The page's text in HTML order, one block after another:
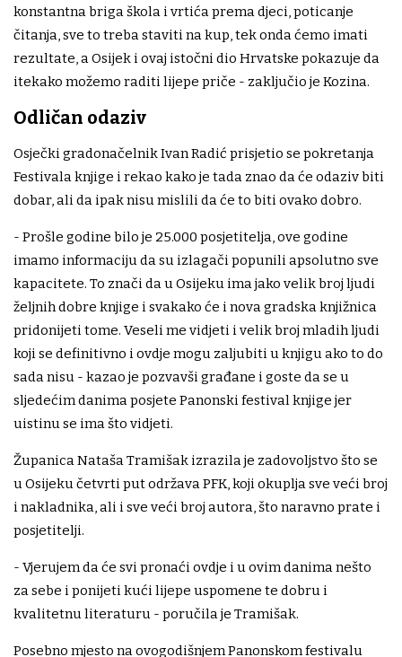
konstantna briga škola i vrtića prema djeci, poticanje
čitanja, sve to treba staviti na kup, tek onda ćemo imati
rezultate, a Osijek i ovaj istočni dio Hrvatske pokazuje da
itekako možemo raditi lijepe priče - zaključio je Kozina.
Odličan odaziv
Osječki gradonačelnik Ivan Radić prisjetio se pokretanja
Festivala knjige i rekao kako je tada znao da će odaziv biti
dobar, ali da ipak nisu mislili da će to biti ovako dobro.
- Prošle godine bilo je 25.000 posjetitelja, ove godine
imamo informaciju da su izlagači popunili apsolutno sve
kapacitete. To znači da u Osijeku ima jako velik broj ljudi
željnih dobre knjige i svakako će i nova gradska knjižnica
pridonijeti tome. Veseli me vidjeti i velik broj mladih ljudi
koji se definitivno i ovdje mogu zaljubiti u knjigu ako to do
sada nisu - kazao je pozvavši građane i goste da se u
sljedećim danima posjete Panonski festival knjige jer
uistinu se ima što vidjeti.
Županica Nataša Tramišak izrazila je zadovoljstvo što se
u Osijeku četvrti put održava PFK, koji okuplja sve veći broj
i nakladnika, ali i sve veći broj autora, što naravno prate i
posjetitelji.
- Vjerujem da će svi pronaći ovdje i u ovim danima nešto
za sebe i ponijeti kući lijepe uspomene te dobru i
kvalitetnu literaturu - poručila je Tramišak.
Posebno mjesto na ovogodišnjem Panonskom festivalu